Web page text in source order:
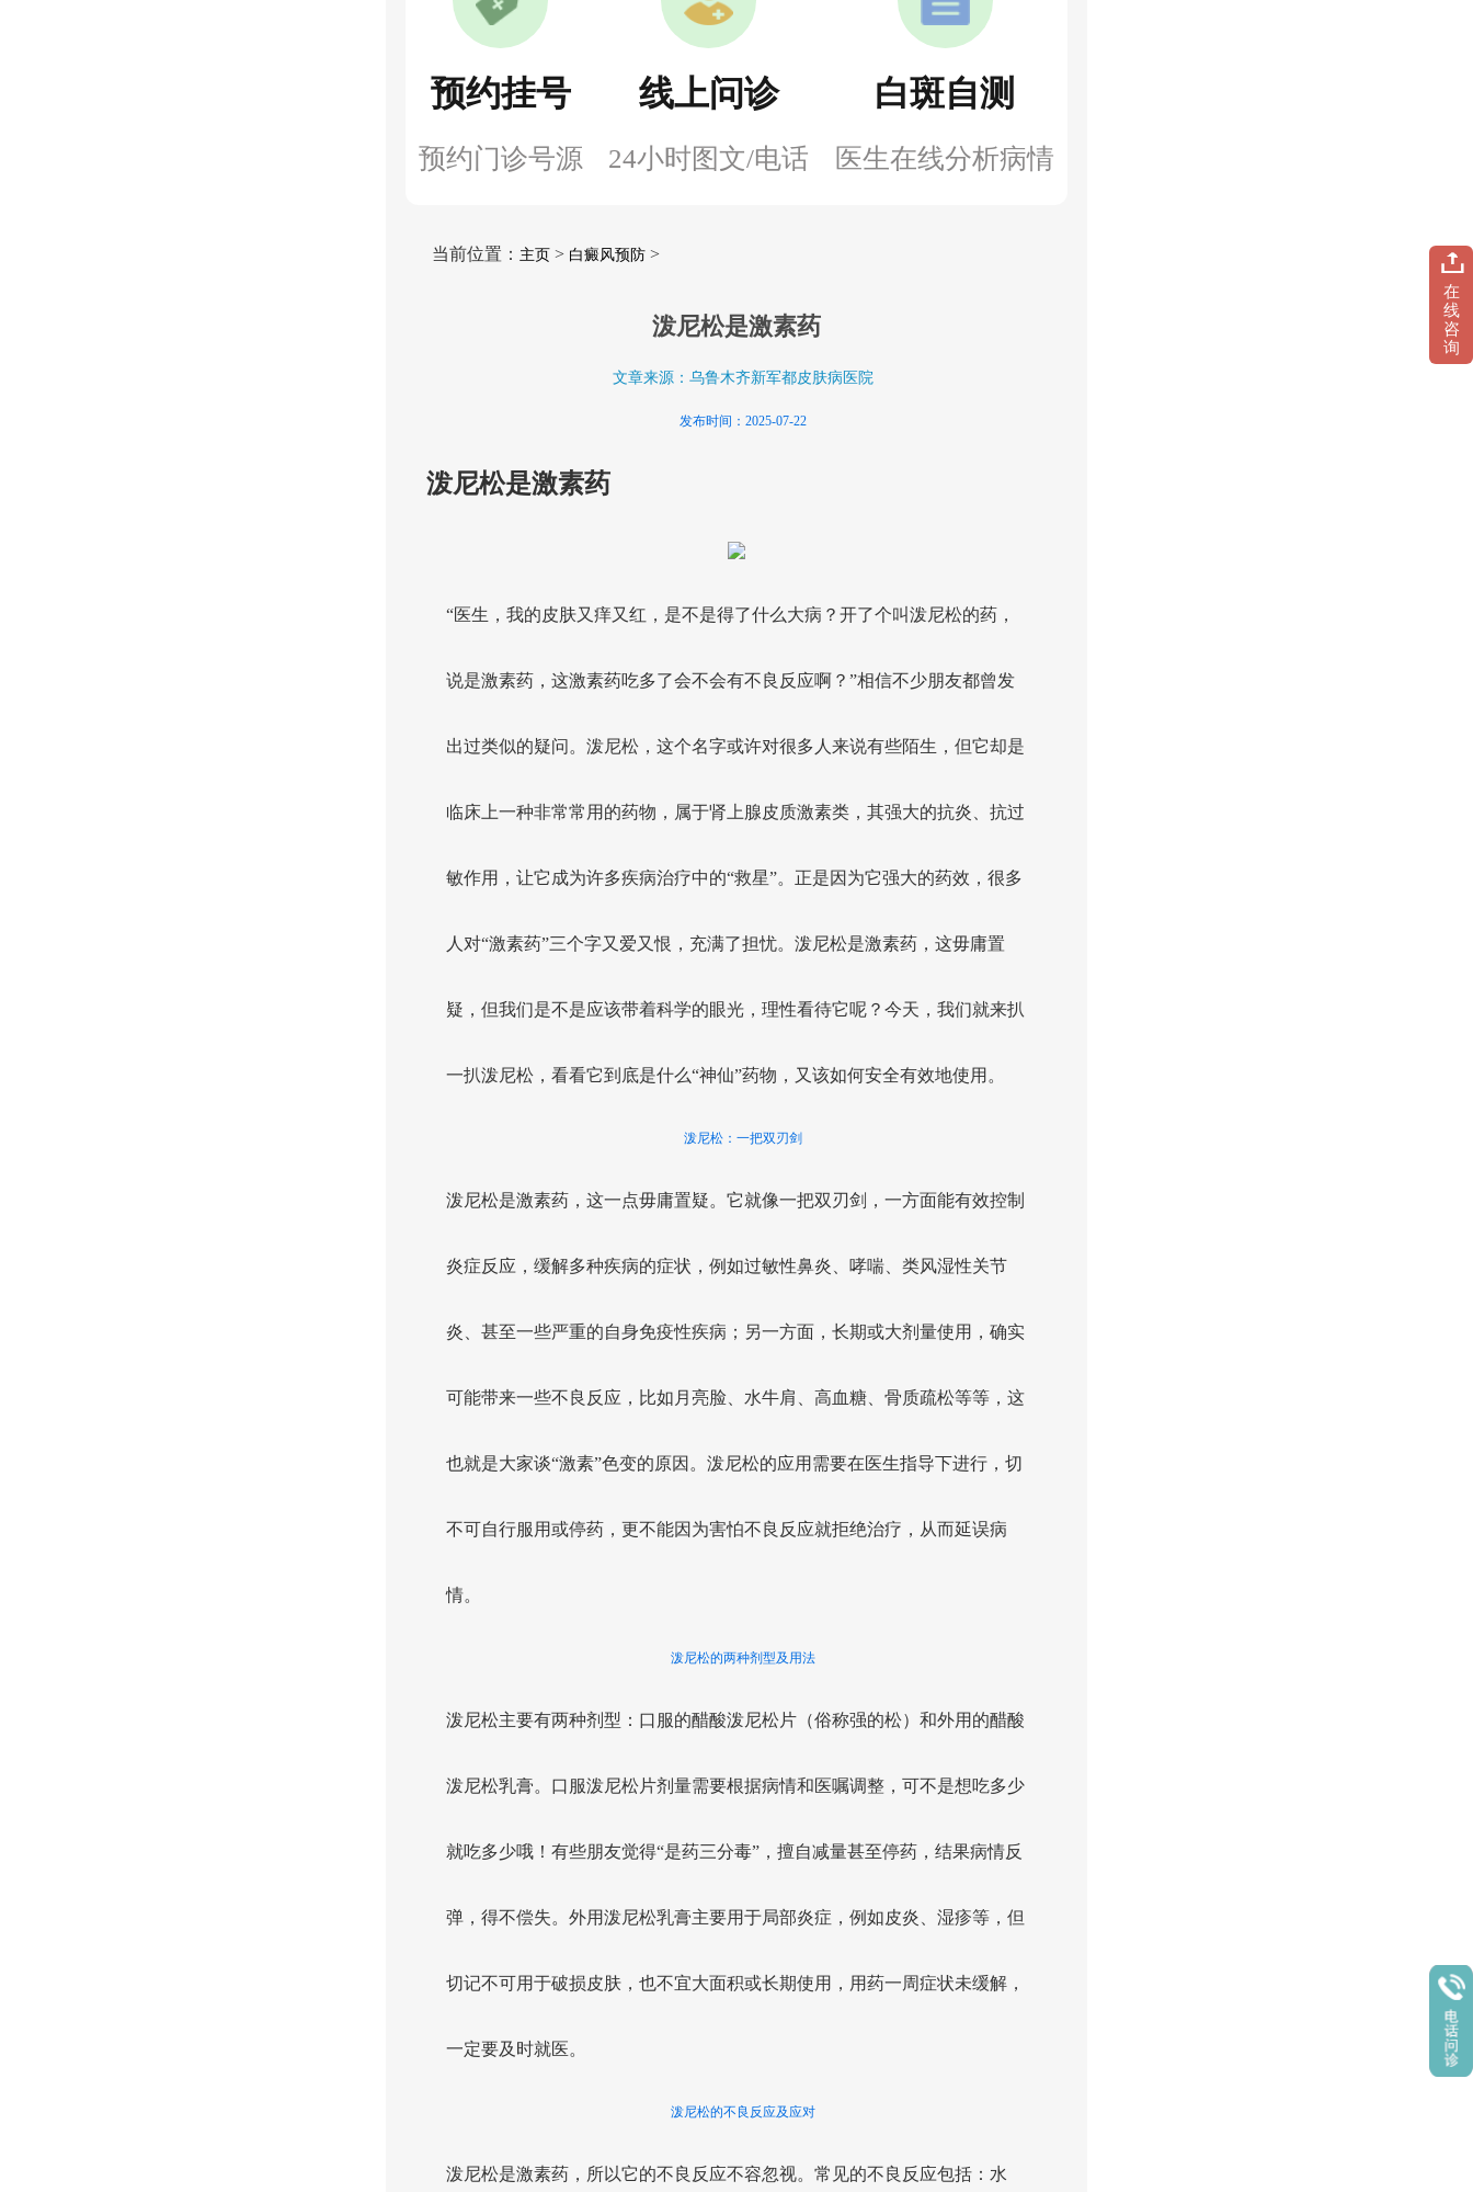
预约挂号
预约门诊号源
线上问诊
24小时图文/电话
白斑自测
医生在线分析病情
当前位置： 主页> 白癜风预防>
泼尼松是激素药
文章来源：乌鲁木齐新军都皮肤病医院
发布时间：2025-07-22
泼尼松是激素药
“医生，我的皮肤又痒又红，是不是得了什么大病？开了个叫泼尼松的药，
说是激素药，这激素药吃多了会不会有不良反应啊？”相信不少朋友都曾发
出过类似的疑问。泼尼松，这个名字或许对很多人来说有些陌生，但它却是
临床上一种非常常用的药物，属于肾上腺皮质激素类，其强大的抗炎、抗过
敏作用，让它成为许多疾病治疗中的“救星”。正是因为它强大的药效，很多
人对“激素药”三个字又爱又恨，充满了担忧。泼尼松是激素药，这毋庸置
疑，但我们是不是应该带着科学的眼光，理性看待它呢？今天，我们就来扒
一扒泼尼松，看看它到底是什么“神仙”药物，又该如何安全有效地使用。
泼尼松：一把双刃剑
泼尼松是激素药，这一点毋庸置疑。它就像一把双刃剑，一方面能有效控制
炎症反应，缓解多种疾病的症状，例如过敏性鼻炎、哮喘、类风湿性关节
炎、甚至一些严重的自身免疫性疾病；另一方面，长期或大剂量使用，确实
可能带来一些不良反应，比如月亮脸、水牛肩、高血糖、骨质疏松等等，这
也就是大家谈“激素”色变的原因。泼尼松的应用需要在医生指导下进行，切
不可自行服用或停药，更不能因为害怕不良反应就拒绝治疗，从而延误病
情。
泼尼松的两种剂型及用法
泼尼松主要有两种剂型：口服的醋酸泼尼松片（俗称强的松）和外用的醋酸
泼尼松乳膏。口服泼尼松片剂量需要根据病情和医嘱调整，可不是想吃多少
就吃多少哦！有些朋友觉得“是药三分毒”，擅自减量甚至停药，结果病情反
弹，得不偿失。外用泼尼松乳膏主要用于局部炎症，例如皮炎、湿疹等，但
切记不可用于破损皮肤，也不宜大面积或长期使用，用药一周症状未缓解，
一定要及时就医。
泼尼松的不良反应及应对
泼尼松是激素药，所以它的不良反应不容忽视。常见的不良反应包括：水
在
线
咨
询